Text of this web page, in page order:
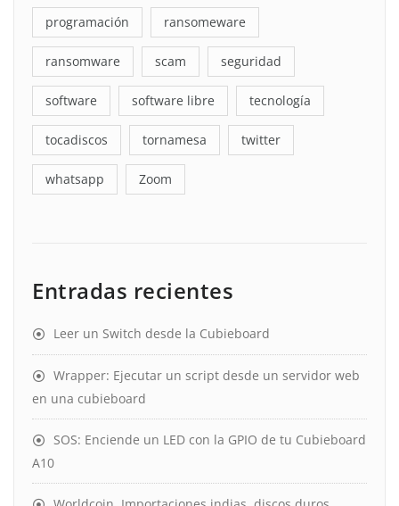
programación ransomeware
ransomware scam seguridad
software software libre tecnología
tocadiscos tornamesa twitter
whatsapp Zoom
Entradas recientes
Leer un Switch desde la Cubieboard
Wrapper: Ejecutar un script desde un servidor web
en una cubieboard
SOS: Enciende un LED con la GPIO de tu Cubieboard
A10